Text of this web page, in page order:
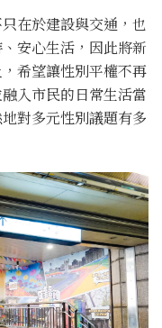
在於建設與交通，也
安心生活，因此將新
希望讓性別平權不再
入市民的日常生活當
對多元性別議題有多